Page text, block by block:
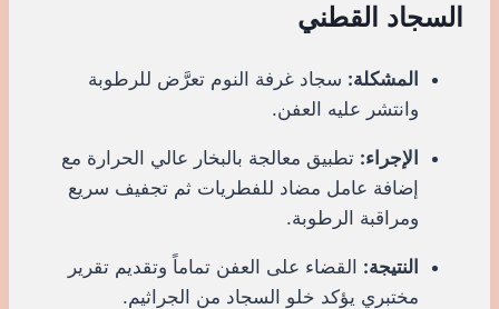
السجاد القطني
المشكلة: سجاد غرفة النوم تعرَّض للرطوبة
وانتشر عليه العفن.
الإجراء: تطبيق معالجة بالبخار عالي الحرارة مع
إضافة عامل مضاد للفطريات ثم تجفيف سريع
ومراقبة الرطوبة.
النتيجة: القضاء على العفن تماماً وتقديم تقرير
مختبري يؤكد خلو السجاد من الجراثيم.